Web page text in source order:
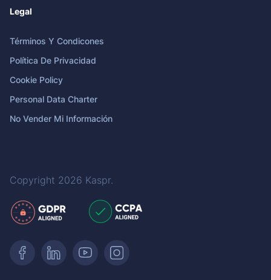
Legal
Términos Y Condicones
Política De Privacidad
Cookie Policy
Personal Data Charter
No Vender Mi Información
Copyright 2026 Kaspr.